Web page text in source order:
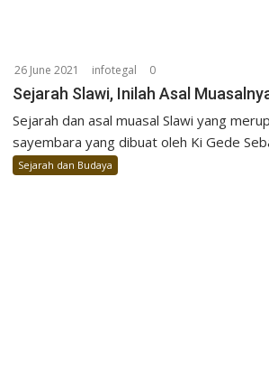
26 June 2021 infotegal 0
Sejarah Slawi, Inilah Asal
Sejarah dan asal muasal Slawi yang
sayembara yang dibuat oleh Ki Gede
Sejarah dan Budaya